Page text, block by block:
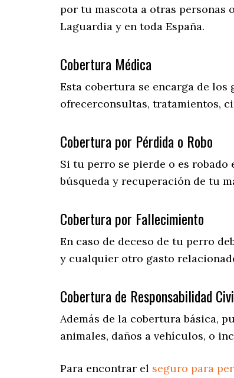
por tu mascota a otras personas
Laguardia y en toda España.
Cobertura Médica
Esta cobertura se encarga de
ofrecerconsultas, tratamientos,
Cobertura por Pérdida o Robo
Si tu perro se pierde o es robado
búsqueda y recuperación de tu
Cobertura por Fallecimiento
En caso de deceso de tu perro
y cualquier otro gasto
Cobertura de Responsabilidad
Además de la cobertura básica,
animales, daños a vehículos, o
Para encontrar el seguro para